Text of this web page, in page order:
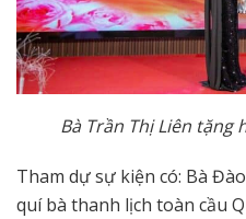
Bà Trần Thị Liên tặng
Tham dự sự kiện có: Bà
quí bà thanh lịch toàn cầu